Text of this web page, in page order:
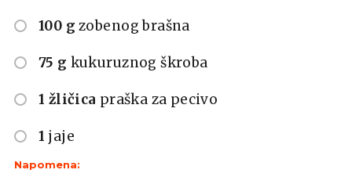
100 g zobenog brašna
75 g kukuruznog škroba
1 žličica praška za pecivo
1 jaje
Napomena: